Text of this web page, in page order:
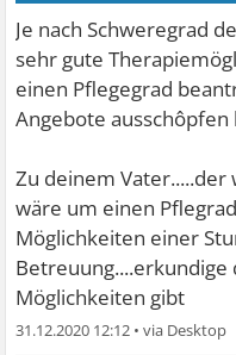
Je nach Schweregrad
sehr gute
einen Pflegegrad
Angebote ausschôpfen
Zu deinem Vater.....der
wäre um einen
Möglichkeiten einer
Betreuung....erkundige
Möglichkeiten gibt
31.12.2020 12:12 •